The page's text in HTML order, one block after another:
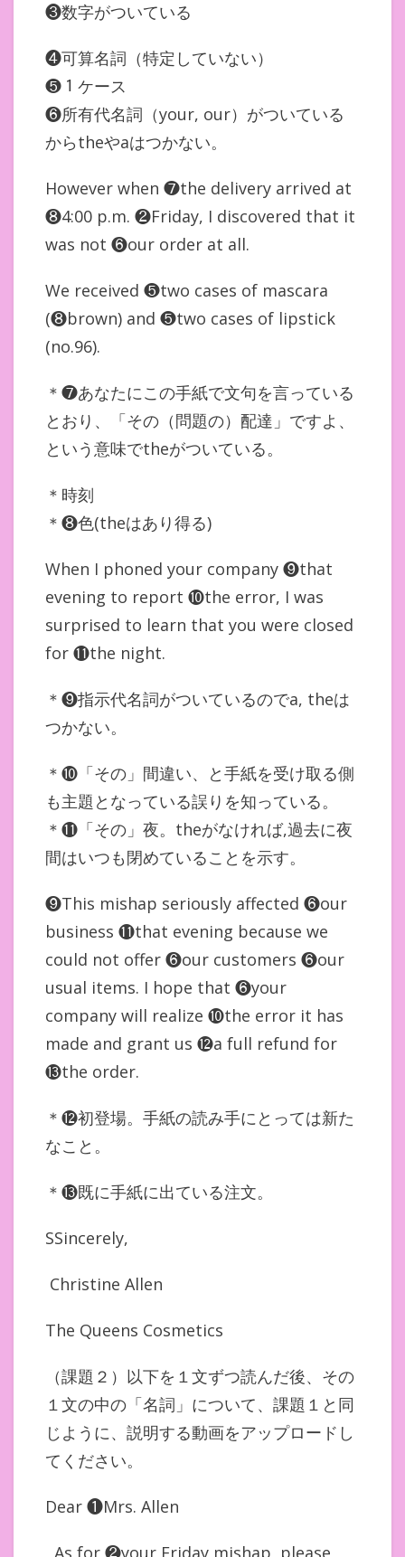
❸数字がついている
❹可算名詞（特定していない）
❺１ケース
❻所有代名詞（your, our）がついている
からtheやaはつかない。
However when ❼the delivery arrived at
❽4:00 p.m. ❷Friday, I discovered that it
was not ❻our order at all.
We received ❺two cases of mascara
(❽brown) and ❺two cases of lipstick
(no.96).
＊❼あなたにこの手紙で文句を言っている
とおり、「その（問題の）配達」ですよ、
という意味でtheがついている。
＊時刻
＊❽色(theはあり得る)
When I phoned your company ❾that
evening to report ❿the error, I was
surprised to learn that you were closed
for ⓫the night.
＊❾指示代名詞がついているのでa, theは
つかない。
＊❿「その」間違い、と手紙を受け取る側
も主題となっている誤りを知っている。
＊⓫「その」夜。theがなければ,過去に夜
間はいつも閉めていることを示す。
❾This mishap seriously affected ❻our
business ⓫that evening because we
could not offer ❻our customers ❻our
usual items. I hope that ❻your
company will realize ❿the error it has
made and grant us ⓬a full refund for
⓭the order.
＊⓬初登場。手紙の読み手にとっては新た
なこと。
＊⓭既に手紙に出ている注文。
SSincerely,
Christine Allen
The Queens Cosmetics
（課題２）以下を１文ずつ読んだ後、その
１文の中の「名詞」について、課題１と同
じように、説明する動画をアップロードし
てください。
Dear ❶Mrs. Allen
As for ❷your Friday mishap, please